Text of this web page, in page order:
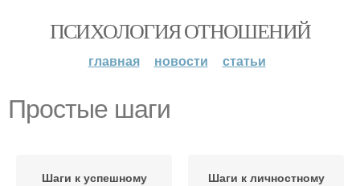
ПСИХОЛОГИЯ ОТНОШЕНИЙ
главная новости статьи
Простые шаги
Шаги к успешному
Шаги к личностному